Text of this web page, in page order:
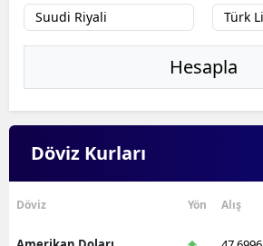
Hesapla
Döviz Kurları
Döviz Yön Alış